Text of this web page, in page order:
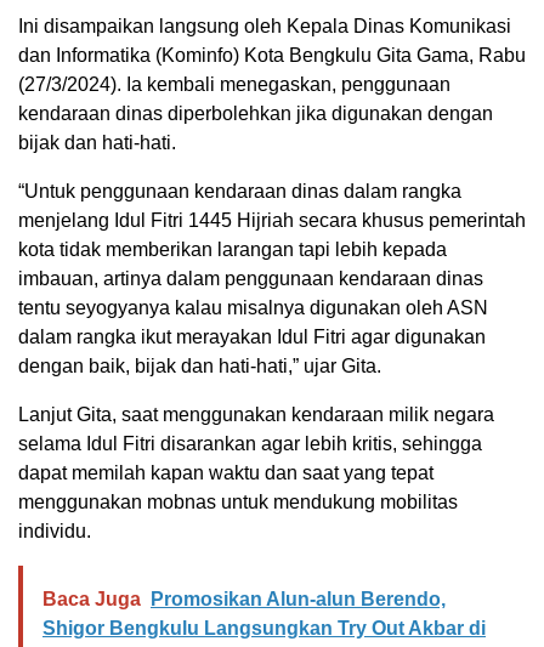
Ini disampaikan langsung oleh Kepala Dinas Komunikasi
dan Informatika (Kominfo) Kota Bengkulu Gita Gama, Rabu
(27/3/2024). Ia kembali menegaskan, penggunaan
kendaraan dinas diperbolehkan jika digunakan dengan
bijak dan hati-hati.
“Untuk penggunaan kendaraan dinas dalam rangka
menjelang Idul Fitri 1445 Hijriah secara khusus pemerintah
kota tidak memberikan larangan tapi lebih kepada
imbauan, artinya dalam penggunaan kendaraan dinas
tentu seyogyanya kalau misalnya digunakan oleh ASN
dalam rangka ikut merayakan Idul Fitri agar digunakan
dengan baik, bijak dan hati-hati,” ujar Gita.
Lanjut Gita, saat menggunakan kendaraan milik negara
selama Idul Fitri disarankan agar lebih kritis, sehingga
dapat memilah kapan waktu dan saat yang tepat
menggunakan mobnas untuk mendukung mobilitas
individu.
Baca Juga
Promosikan Alun-alun Berendo,
Shigor Bengkulu Langsungkan Try Out Akbar di